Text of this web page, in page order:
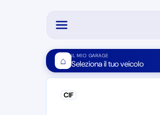
⌂ IL MIO GARAGE
Seleziona il tuo veicolo
CIF